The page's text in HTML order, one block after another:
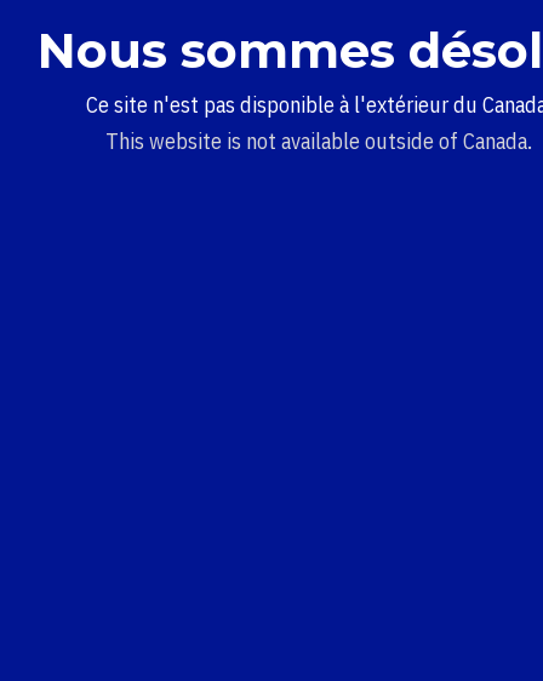
Nous sommes
Ce site n'est pas disponible à l'extérieur du
This website is not available outside of Canada.